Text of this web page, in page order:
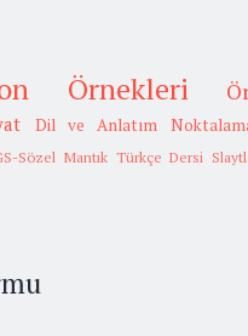
Örnekleri
Dil ve Anlatım
Sözel Mantık Türkçe Dersi